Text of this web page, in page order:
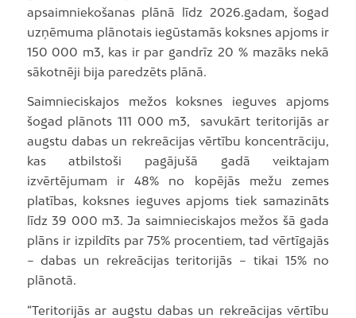
apsaimniekošanas plānā līdz 2026.gadam, šogad
uzņēmuma plānotais iegūstamās koksnes apjoms ir
150 000 m3, kas ir par gandrīz 20 % mazāks nekā
sākotnēji bija paredzēts plānā.
Saimnieciskajos mežos koksnes ieguves apjoms
šogad plānots 111 000 m3, savukārt teritorijās ar
augstu dabas un rekreācijas vērtību koncentrāciju,
kas atbilstoši pagājušā gadā veiktajam
izvērtējumam ir 48% no kopējās mežu zemes
platības, koksnes ieguves apjoms tiek samazināts
līdz 39 000 m3. Ja saimnieciskajos mežos šā gada
plāns ir izpildīts par 75% procentiem, tad vērtīgajās
– dabas un rekreācijas teritorijās – tikai 15% no
plānotā.
“Teritorijās ar augstu dabas un rekreācijas vērtību